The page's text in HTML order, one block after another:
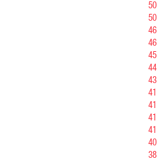
50
50
46
46
45
44
43
41
41
41
41
40
38